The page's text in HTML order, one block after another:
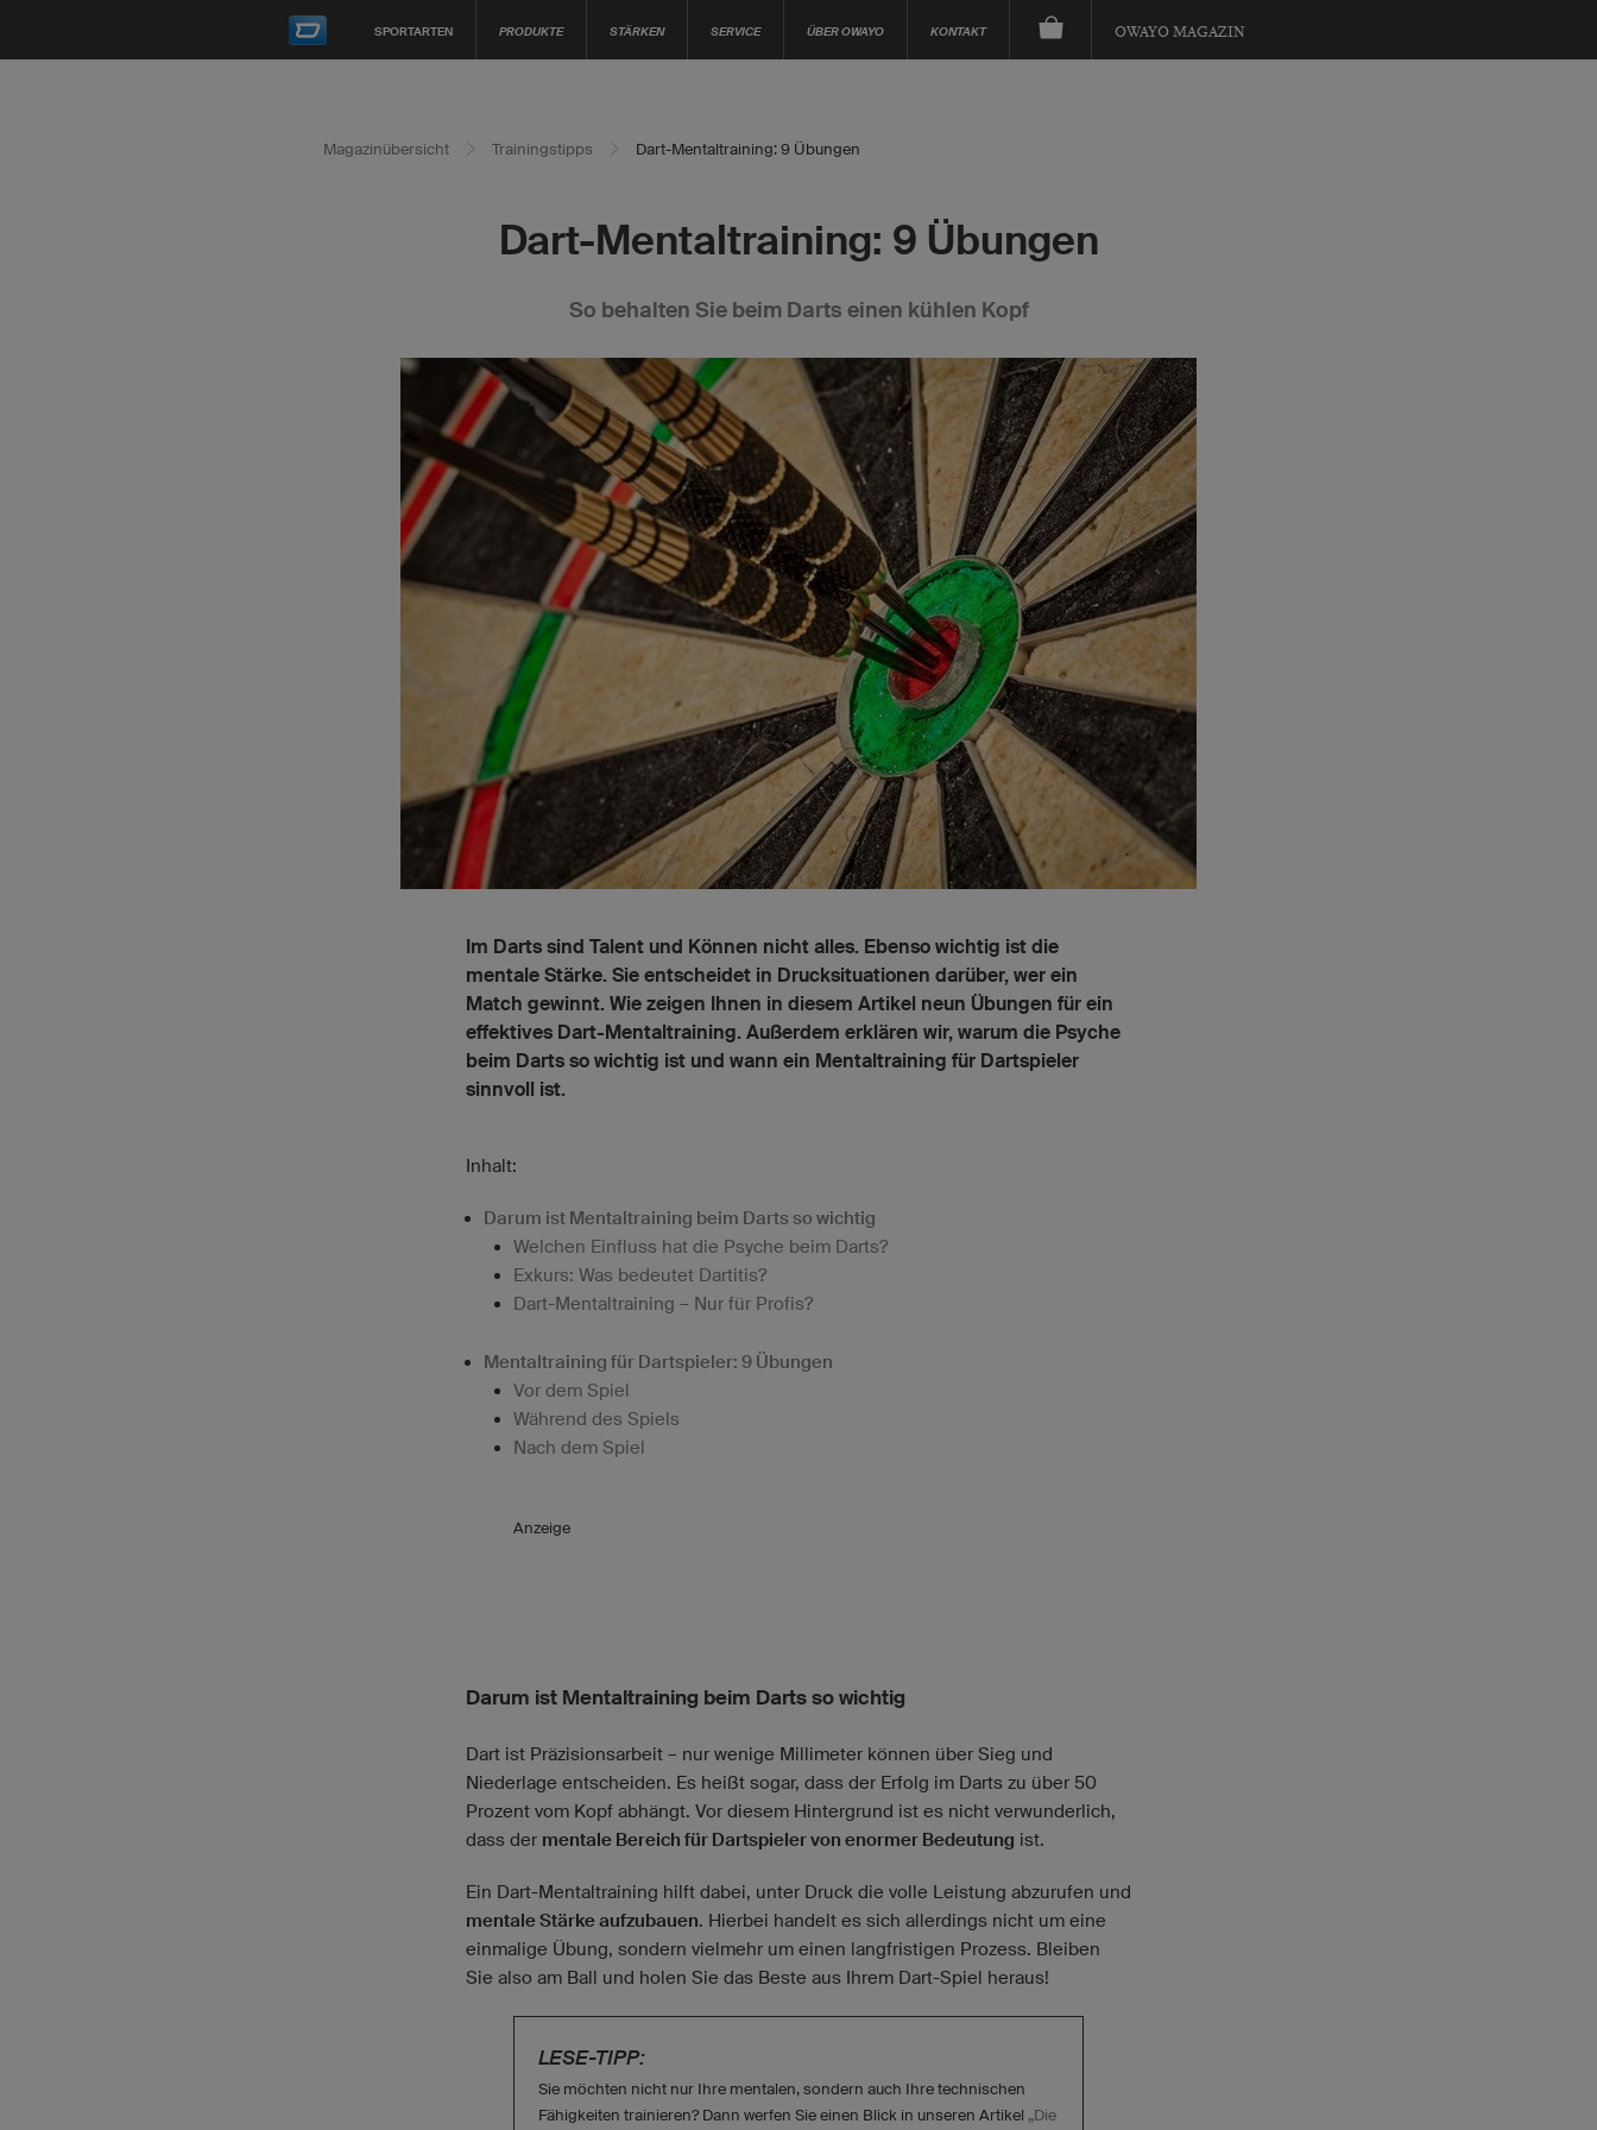
SPORTARTEN PRODUKTE STÄRKEN SERVICE ÜBER OWAYO KONTAKT OWAYO MAGAZIN
Magazinübersicht Trainingstipps Dart-Mentaltraining: 9 Übungen
Dart-Mentaltraining: 9 Übungen
So behalten Sie beim Darts einen kühlen Kopf
Im Darts sind Talent und Können nicht alles. Ebenso wichtig ist die
mentale Stärke. Sie entscheidet in Drucksituationen darüber, wer ein
Match gewinnt. Wie zeigen Ihnen in diesem Artikel neun Übungen für ein
effektives Dart-Mentaltraining. Außerdem erklären wir, warum die Psyche
beim Darts so wichtig ist und wann ein Mentaltraining für Dartspieler
sinnvoll ist.
Inhalt:
Darum ist Mentaltraining beim Darts so wichtig
Welchen Einfluss hat die Psyche beim Darts?
Exkurs: Was bedeutet Dartitis?
Dart-Mentaltraining – Nur für Profis?
Mentaltraining für Dartspieler: 9 Übungen
Vor dem Spiel
Während des Spiels
Nach dem Spiel
Anzeige
Darum ist Mentaltraining beim Darts so wichtig
Dart ist Präzisionsarbeit – nur wenige Millimeter können über Sieg und
Niederlage entscheiden. Es heißt sogar, dass der Erfolg im Darts zu über 50
Prozent vom Kopf abhängt. Vor diesem Hintergrund ist es nicht verwunderlich,
dass der mentale Bereich für Dartspieler von enormer Bedeutung ist.
Ein Dart-Mentaltraining hilft dabei, unter Druck die volle Leistung abzurufen und
mentale Stärke aufzubauen. Hierbei handelt es sich allerdings nicht um eine
einmalige Übung, sondern vielmehr um einen langfristigen Prozess. Bleiben
Sie also am Ball und holen Sie das Beste aus Ihrem Dart-Spiel heraus!
LESE-TIPP:
Sie möchten nicht nur Ihre mentalen, sondern auch Ihre technischen
Fähigkeiten trainieren? Dann werfen Sie einen Blick in unseren Artikel „Die